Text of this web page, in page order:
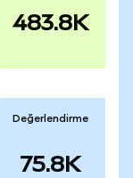
483.8K
Değerlendirme
75.8K